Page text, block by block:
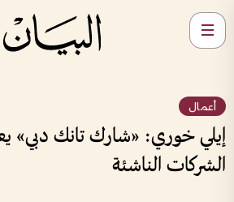
أعمال
إيلي خوري: «شارك تانك دبي»
الشركات الناشئة